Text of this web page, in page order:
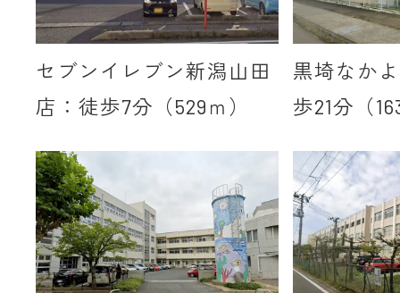
セブンイレブン新潟山田
店：徒歩7分（529ｍ）
黒埼なか
歩21分（